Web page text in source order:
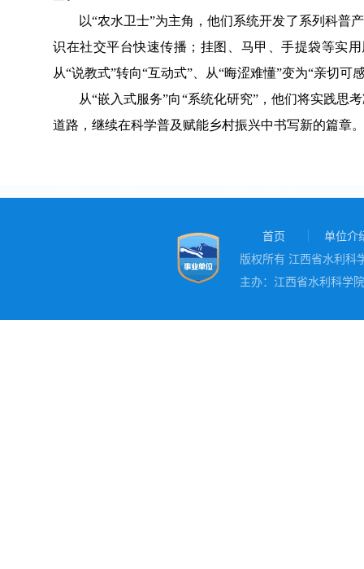
以“农水卫士”为主角，他们系统开发了系列科普
识在社交平台快速传播； 挂图、 马甲、手提袋等实用
从“说教式”转向“互动式”、从“晦涩难懂”变为“亲切可
从“嵌入式服务”向“系统化研究”，他们将实践思
道路 ， 继续在科学普及赋能乡村振兴中书写新的篇章。
首页
单位介
版权所有 江西省水利科
主办：江西省水利科学